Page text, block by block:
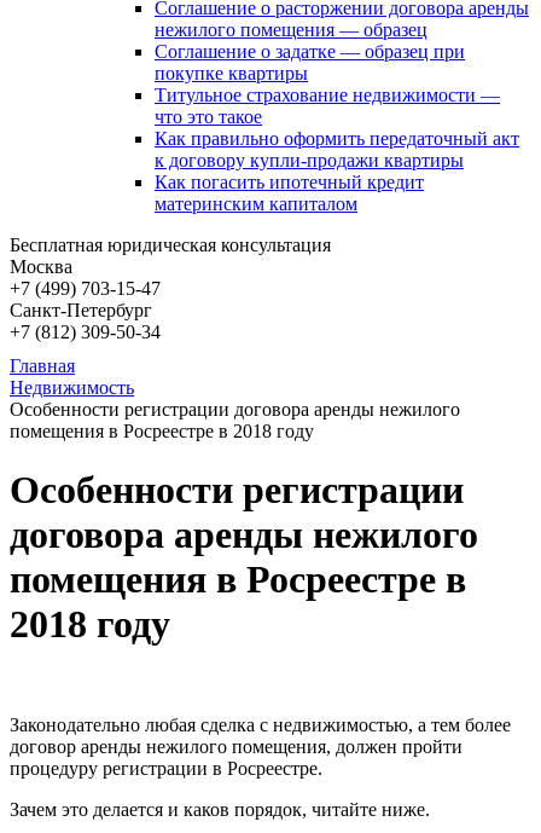
Соглашение о расторжении договора аренды
нежилого помещения — образец
Соглашение о задатке — образец при
покупке квартиры
Титульное страхование недвижимости —
что это такое
Как правильно оформить передаточный акт
к договору купли-продажи квартиры
Как погасить ипотечный кредит
материнским капиталом
Бесплатная юридическая консультация
Москва
+7 (499) 703-15-47
Санкт-Петербург
+7 (812) 309-50-34
Главная
Недвижимость
Особенности регистрации договора аренды нежилого
помещения в Росреестре в 2018 году
Особенности регистрации
договора аренды нежилого
помещения в Росреестре в
2018 году
Законодательно любая сделка с недвижимостью, а тем более
договор аренды нежилого помещения, должен пройти
процедуру регистрации в Росреестре.
Зачем это делается и каков порядок, читайте ниже.